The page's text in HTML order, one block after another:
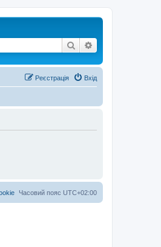
Пошук
Вхід
Реєстрація
Часовий пояс UTC+02:00